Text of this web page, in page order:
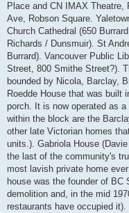
и
е
Place and CN IMAX Theatre,
Ave, Robson Square.
Church Cathedral (650
Richards / Dunsmuir). St
Burrard). Vancouver Public
Street, 800 Smithe Street?).
bounded by Nicola, Barclay,
Roedde House that was built
porch. It is now operated as
within the block are the
other late Victorian homes
units.). Gabriola House
the last of the community's
most lavish private home
house was the founder of BC
demolition and, in the mid
restaurants have occupied